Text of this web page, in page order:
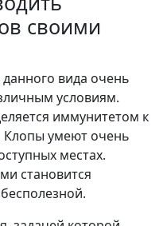
своими
вида очень
условиям.
иммунитетом к
умеют очень
местах.
становится